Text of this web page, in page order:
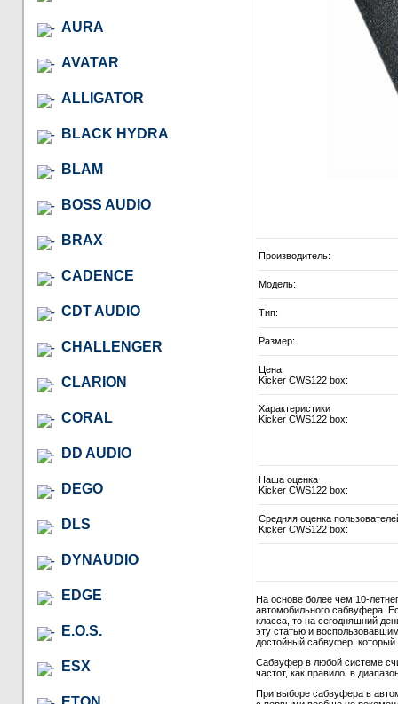
AURA
AVATAR
ALLIGATOR
BLACK HYDRA
BLAM
BOSS AUDIO
BRAX
CADENCE
CDT AUDIO
CHALLENGER
CLARION
CORAL
DD AUDIO
DEGO
DLS
DYNAUDIO
EDGE
E.O.S.
ESX
Производитель:
Модель:
Тип:
Размер:
Цена
Kicker CWS122 box:
Характеристики
Kicker CWS122 box:
Наша оценка
Kicker CWS122 box:
Средняя оценка
Kicker CWS122 box:
На основе более чем 10-
автомобильного сабвуфера.
класса, то на сегодняшний
эту статью и
достойный сабвуфер, который
Сабвуфер в любой системе
частот, как правило, в
При выборе сабвуфера в